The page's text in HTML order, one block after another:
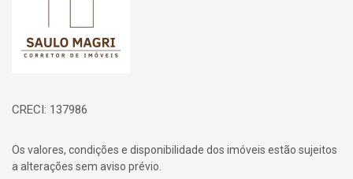
CRECI: 137986
Os valores, condições e disponibilidade dos imóveis estão sujeitos
a alterações sem aviso prévio.